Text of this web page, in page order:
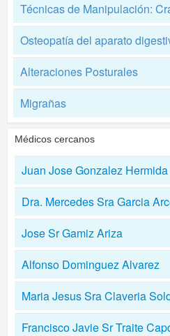
Técnicas de Manipulación:
Osteopatía del aparato
Alteraciones Posturales
Migrañas
Médicos cercanos
Juan Jose Gonzalez Hermida
Dra. Mercedes Sra Garcia
Jose Sr Gamiz Ariza
Alfonso Dominguez Alvarez
Maria Jesus Sra Claveria
Francisco Javie Sr Traite